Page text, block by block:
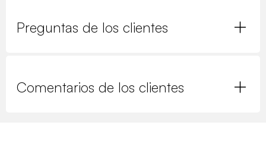
Preguntas de los clientes
Comentarios de los clientes